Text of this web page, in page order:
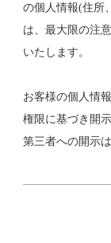
の個人情報(住所
は、最大限の注
いたします。
お客様の個人情
権限に基づき開
第三者への開示